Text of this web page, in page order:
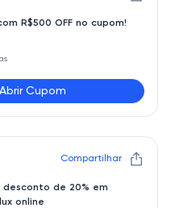
R$500 OFF no cupom!
Abrir Cupom
Compartilhar
desconto de 20% em
online